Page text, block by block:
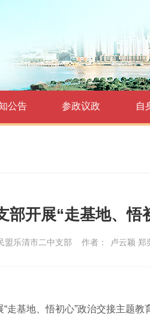
公告 参政议政 自
部开展“走基地、
盟乐清市二中支部 作者： 卢云颖 郑
地、悟初心”政治交接主题教